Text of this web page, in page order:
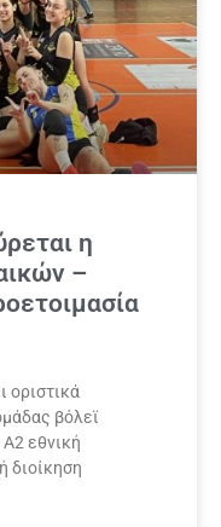
η
–
οριστικά
βόλεϊ
εθνική
διοίκηση